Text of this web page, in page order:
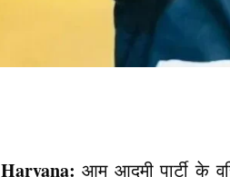
Haryana: आम आदमी पार्टी के